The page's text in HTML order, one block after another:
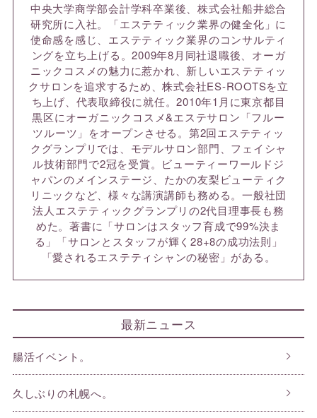
中央大学商学部会計学科卒業後、株式会社船井総合
研究所に入社。「エステティック業界の健全化」に
使命感を感じ、エステティック業界のコンサルティ
ングを立ち上げる。2009年8月同社退職後、オーガ
ニックコスメの魅力に惹かれ、新しいエステティッ
クサロンを追求するため、株式会社ES-ROOTSを立
ち上げ、代表取締役に就任。2010年1月に東京都目
黒区にオーガニックコスメ&エステサロン「フルー
ツルーツ」をオープンさせる。第2回エステティッ
クグランプリでは、モデルサロン部門、フェイシャ
ル技術部門で2冠を受賞。ビューティーワールドジ
ャパンのメインステージ、たかの友梨ビューティク
リニックなど、様々な講演講師も務める。一般社団
法人エステティックグランプリの2代目理事長も務
めた。著書に「サロンはスタッフ育成で99%決ま
る」「サロンとスタッフが輝く28+8の成功法則」
「愛されるエステティシャンの秘密」がある。
最新ニュース
腸活イベント。
久しぶりの札幌へ。